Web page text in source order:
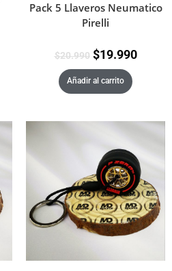
Pack 5 Llaveros Neumatico
Pirelli
$20.990 $19.990
Añadir al carrito